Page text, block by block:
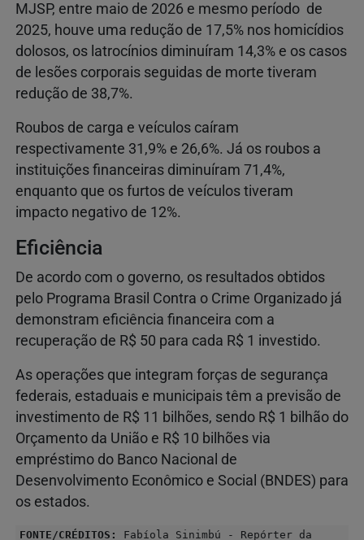
MJSP, entre maio de 2026 e mesmo período de
2025, houve uma redução de 17,5% nos homicídios
dolosos, os latrocínios diminuíram 14,3% e os casos
de lesões corporais seguidas de morte tiveram
redução de 38,7%.
Roubos de carga e veículos caíram
respectivamente 31,9% e 26,6%. Já os roubos a
instituições financeiras diminuíram 71,4%,
enquanto que os furtos de veículos tiveram
impacto negativo de 12%.
Eficiência
De acordo com o governo, os resultados obtidos
pelo Programa Brasil Contra o Crime Organizado já
demonstram eficiência financeira com a
recuperação de R$ 50 para cada R$ 1 investido.
As operações que integram forças de segurança
federais, estaduais e municipais têm a previsão de
investimento de R$ 11 bilhões, sendo R$ 1 bilhão do
Orçamento da União e R$ 10 bilhões via
empréstimo do Banco Nacional de
Desenvolvimento Econômico e Social (BNDES) para
os estados.
FONTE/CRÉDITOS: Fabíola Sinimbú - Repórter da